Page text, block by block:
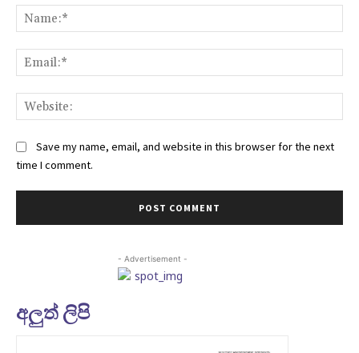
Save my name, email, and website in this browser for the next
time I comment.
- Advertisement -
අලුත් ලිපි